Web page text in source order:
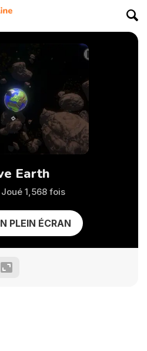
Earth
Joué 1,568 fois
PLEIN ÉCRAN